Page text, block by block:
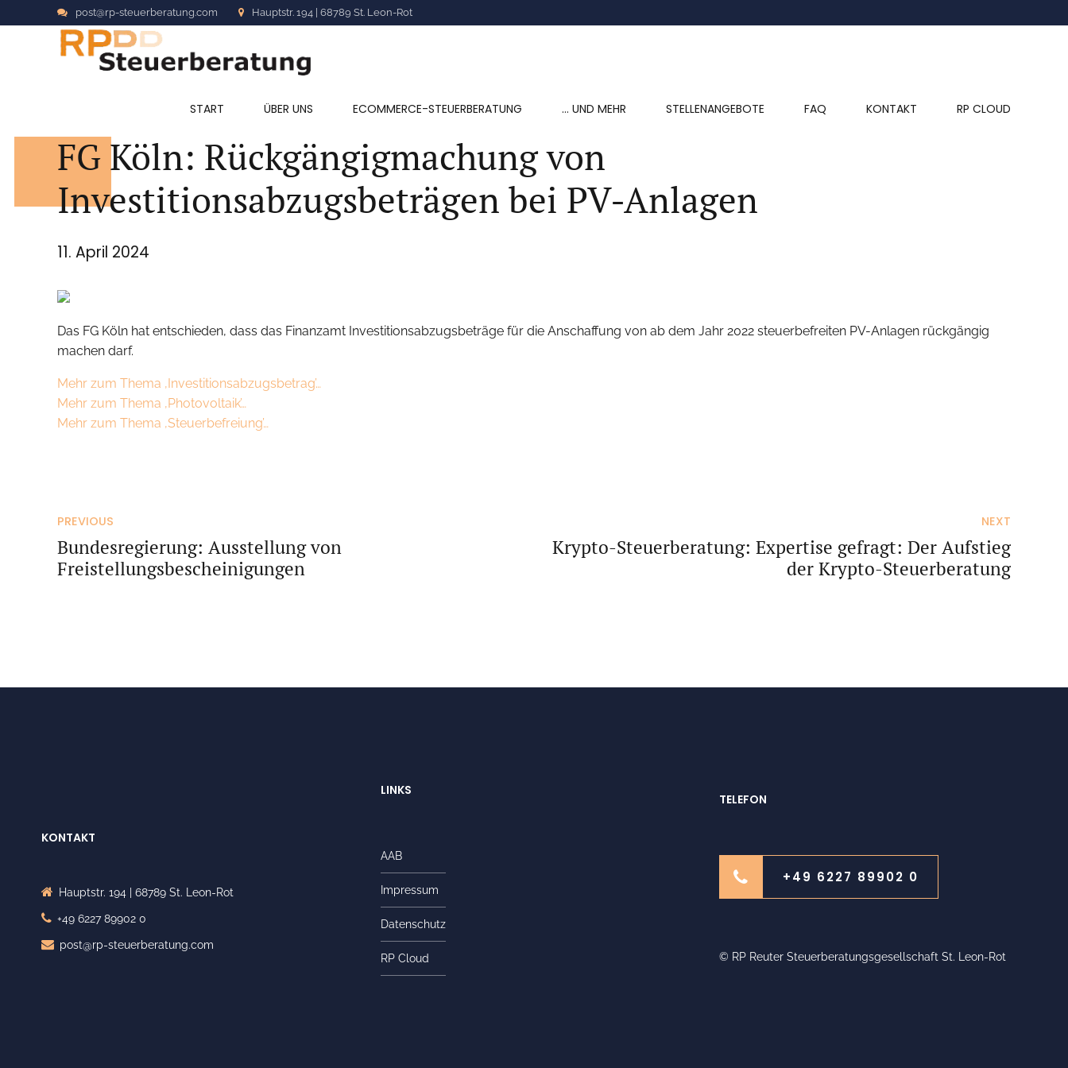
post@rp-steuerberatung.com Hauptstr. 194 | 68789 St. Leon-Rot
START ÜBER UNS ECOMMERCE-STEUERBERATUNG … UND MEHR STELLENANGEBOTE FAQ KONTAKT RP CLOUD
FG Köln: Rückgängigmachung von
Investitionsabzugsbeträgen bei PV-Anlagen
11. April 2024
Das FG Köln hat entschieden, dass das Finanzamt Investitionsabzugsbeträge für die Anschaffung von ab dem Jahr 2022 steuerbefreiten PV-Anlagen rückgängig
machen darf.
Mehr zum Thema ‚Investitionsabzugsbetrag’…
Mehr zum Thema ‚Photovoltaik’…
Mehr zum Thema ‚Steuerbefreiung’…
PREVIOUS
Bundesregierung: Ausstellung von
Freistellungsbescheinigungen
NEXT
Krypto-Steuerberatung: Expertise gefragt: Der Aufstieg
der Krypto-Steuerberatung
KONTAKT
Hauptstr. 194 | 68789 St. Leon-Rot
+49 6227 89902 0
post@rp-steuerberatung.com
LINKS
AAB
Impressum
Datenschutz
RP Cloud
TELEFON
+49 6227 89902 0
© RP Reuter Steuerberatungsgesellschaft St. Leon-Rot